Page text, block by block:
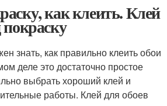
как клеить. Клей
знать, как правильно клеить обои
деле это достаточно простое
выбрать хороший клей и
работы. Клей для обоев